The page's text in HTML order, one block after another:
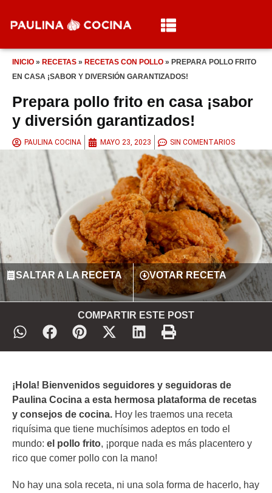
INICIO » RECETAS » RECETAS CON POLLO » PREPARA POLLO FRITO
EN CASA ¡SABOR Y DIVERSIÓN GARANTIZADOS!
Prepara pollo frito en casa ¡sabor
y diversión garantizados!
PAULINA COCINA MAYO 23, 2023 SIN COMENTARIOS
SALTAR A LA RECETA VOTAR RECETA
COMPARTIR ESTE POST
¡Hola! Bienvenidos seguidores y seguidoras de
Paulina Cocina a esta hermosa plataforma de recetas
y consejos de cocina. Hoy les traemos una receta
riquísima que tiene muchísimos adeptos en todo el
mundo: el pollo frito, ¡porque nada es más placentero y
rico que comer pollo con la mano!
No hay una sola receta, ni una sola forma de hacerlo, hay